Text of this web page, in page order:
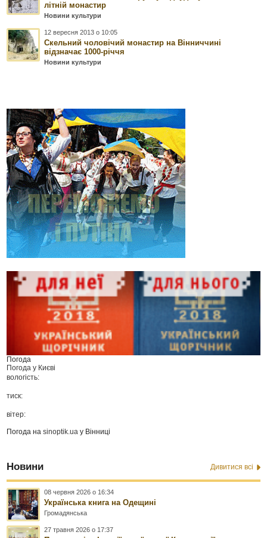
літній монастир
Новини культури
12 вересня 2013 о 10:05
Скельний чоловічий монастир на Вінниччині
відзначає 1000-річчя
Новини культури
Погода
Погода у Києві
вологість:
тиск:
вітер:
Погода наsinoptik.ua у Вінниці
Новини Дивитися всі
08 червня 2026 о 16:34
Українська книга на Одещині
Громадянська
27 травня 2026 о 17:37